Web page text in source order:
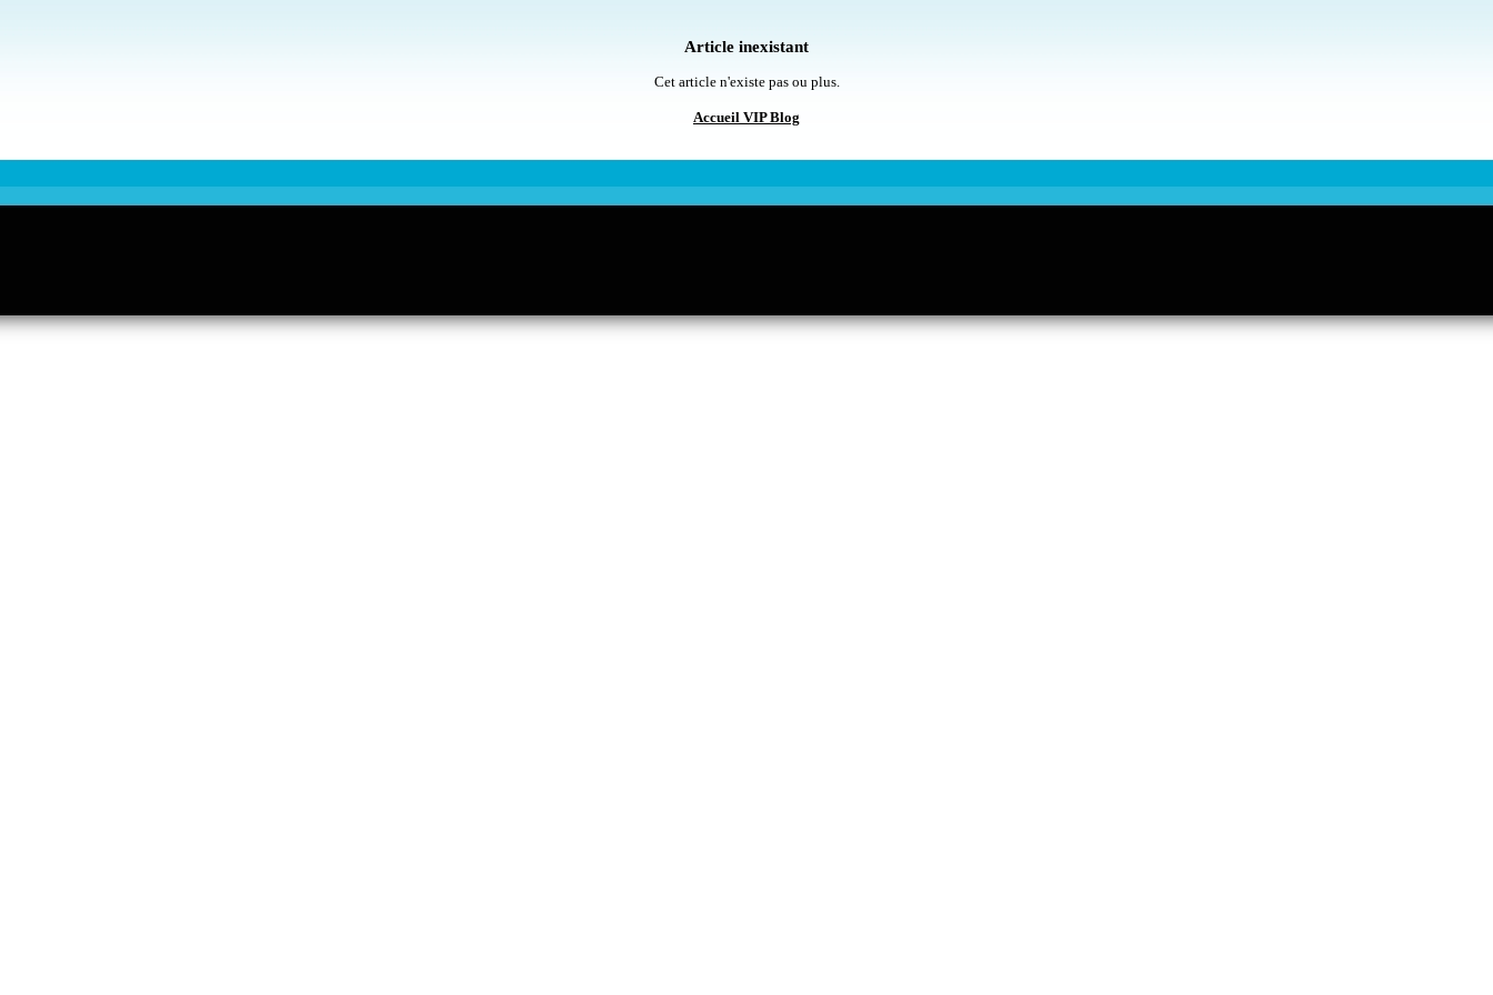
Article inexistant
Cet article n'existe pas ou plus.
Accueil VIP Blog